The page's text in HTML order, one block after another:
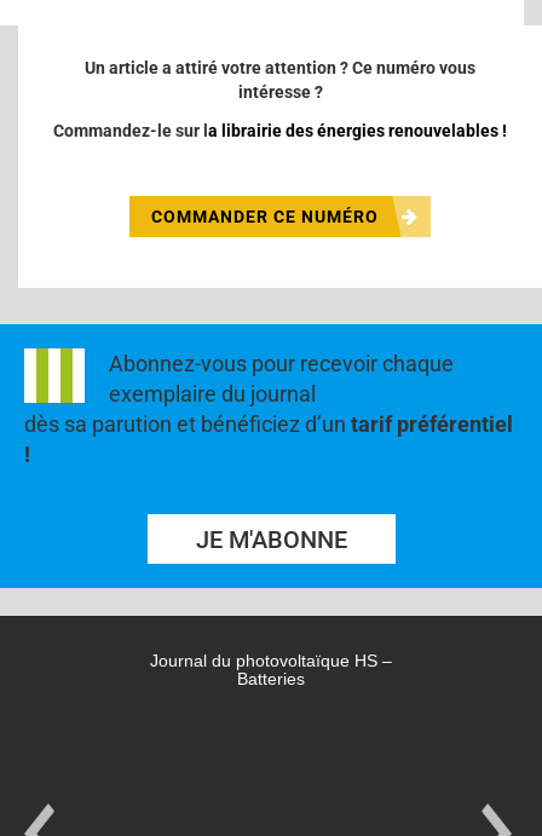
Un article a attiré votre attention ?Ce numéro vous
intéresse ?
Commandez-le sur l a librairie des énergies renouvelables!
COMMANDER CE NUMÉRO
Abonnez-vous pour recevoir chaque
exemplaire du journal
dès sa parution et bénéficiez d’un tarif préférentiel
!
JE M'ABONNE
Journal du photovoltaïque HS –
Batteries